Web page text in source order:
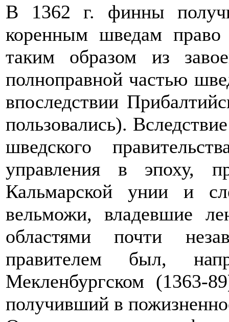
В 1362 г. финны
коренным шведам право
таким образом из
полноправной частью
впоследствии
пользовались).
шведского
управления в эпоху,
Кальмарской унии и
вельможи, владевшие
областями почти
правителем был,
Мекленбургском (1363-
получивший в